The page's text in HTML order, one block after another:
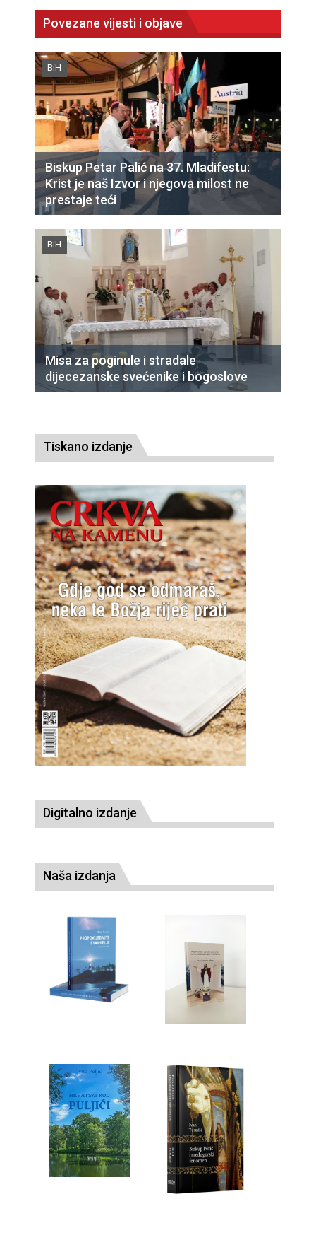
Povezane vijesti i objave
BiH
Biskup Petar Palić na 37. Mladifestu:
Krist je naš Izvor i njegova milost ne
prestaje teći
BiH
Misa za poginule i stradale
dijecezanske svećenike i bogoslove
Tiskano izdanje
Digitalno izdanje
Naša izdanja